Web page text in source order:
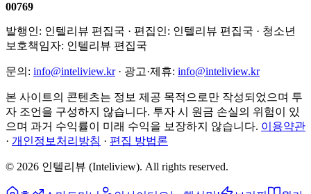
00769
발행인: 인텔리뷰 편집국 · 편집인: 인텔리뷰 편집국 · 청소년
보호책임자: 인텔리뷰 편집국
문의: info@inteliview.kr· 광고·제휴: info@inteliview.kr
본 사이트의 콘텐츠는 정보 제공 목적으로만 작성되었으며 투
자 조언을 구성하지 않습니다. 투자 시 원금 손실의 위험이 있
으며 과거 수익률이 미래 수익을 보장하지 않습니다. 이용약관
· 개인정보처리방침 · 편집 방법론
© 2026 인텔리뷰 (Inteliview). All rights reserved.